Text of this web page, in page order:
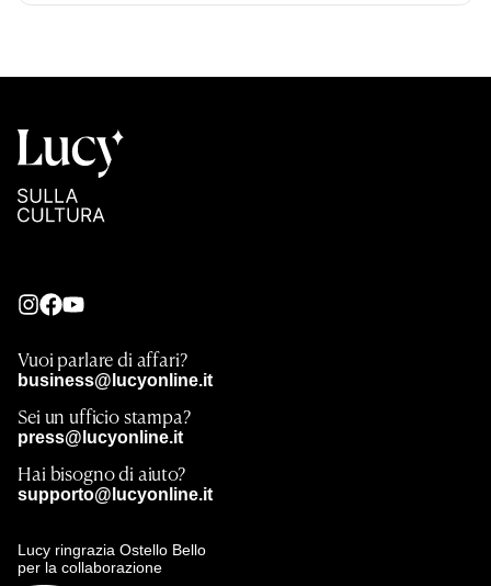
Vuoi parlare di affari?
business@lucyonline.it
Sei un ufficio stampa?
press@lucyonline.it
Hai bisogno di aiuto?
supporto@lucyonline.it
Lucy ringrazia Ostello Bello
per la collaborazione